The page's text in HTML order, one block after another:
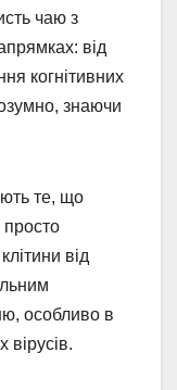
чаю з
від
когнітивних
знаючи
те, що
просто
від
особливо в
вірусів.